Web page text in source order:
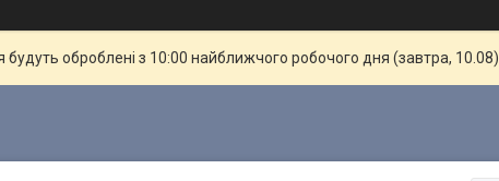
оброблені з 10:00 найближчого робочого дня (завтра, 10.08).